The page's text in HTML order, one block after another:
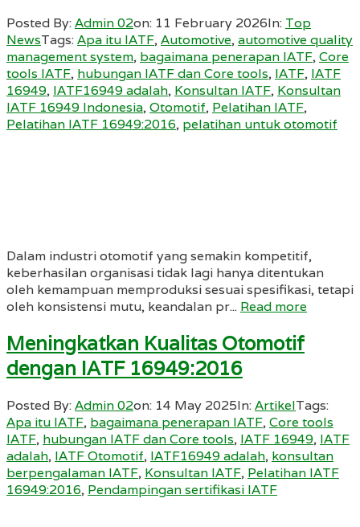
Posted By:Admin 02on: 11 February 2026In: Top
NewsTags:Apa itu IATF,Automotive,automotive quality
management system, bagaimana penerapan IATF,Core
tools IATF, hubungan IATF dan Core tools, IATF, IATF
16949, IATF16949 adalah, Konsultan IATF, Konsultan
IATF 16949 Indonesia,Otomotif, Pelatihan IATF,
Pelatihan IATF 16949:2016, pelatihan untuk otomotif
Dalam industri otomotif yang semakin kompetitif,
keberhasilan organisasi tidak lagi hanya ditentukan
oleh kemampuan memproduksi sesuai spesifikasi, tetapi
oleh konsistensi mutu, keandalan pr... Read more
Meningkatkan Kualitas Otomotif
dengan IATF 16949:2016
Posted By:Admin 02on: 14 May 2025In:ArtikelTags:
Apa itu IATF, bagaimana penerapan IATF,Core tools
IATF, hubungan IATF dan Core tools, IATF 16949, IATF
adalah, IATF Otomotif, IATF16949 adalah, konsultan
berpengalaman IATF, Konsultan IATF, Pelatihan IATF
16949:2016, Pendampingan sertifikasi IATF